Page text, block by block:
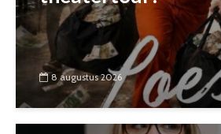
8 augustus 2026